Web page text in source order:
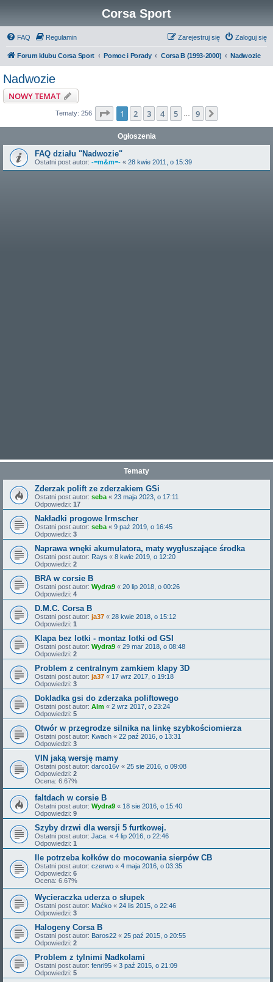
Corsa Sport
FAQ Regulamin Zaloguj się
Zarejestruj się
Forum klubu Corsa Sport Pomoc i Porady Corsa B (1993-2000) Nadwozie
Nadwozie
NOWY TEMAT
Tematy: 256 Strona z9
1 2 3 4 5 9
Ogłoszenia
FAQ działu "Nadwozie"
Ostatni post autor: -=m&m=- « 28 kwie 2011, o 15:39
Tematy
Zderzak polift ze zderzakiem GSi
Ostatni post autor: seba « 23 maja 2023, o 17:11
Odpowiedzi: 17
Nakładki progowe Irmscher
Ostatni post autor: seba « 9 paź 2019, o 16:45
Odpowiedzi: 3
Naprawa wnęki akumulatora, maty wygłuszające środka
Ostatni post autor: Rays « 8 kwie 2019, o 12:20
Odpowiedzi: 2
BRA w corsie B
Ostatni post autor: Wydra9 « 20 lip 2018, o 00:26
Odpowiedzi: 4
D.M.C. Corsa B
Ostatni post autor: ja37 « 28 kwie 2018, o 15:12
Odpowiedzi: 1
Klapa bez lotki - montaz lotki od GSI
Ostatni post autor: Wydra9 « 29 mar 2018, o 08:48
Odpowiedzi: 2
Problem z centralnym zamkiem klapy 3D
Ostatni post autor: ja37 « 17 wrz 2017, o 19:18
Odpowiedzi: 3
Dokladka gsi do zderzaka poliftowego
Ostatni post autor: Alm « 2 wrz 2017, o 23:24
Odpowiedzi: 5
Otwór w przegrodze silnika na linkę szybkościomierza
Ostatni post autor: Kwach « 22 paź 2016, o 13:31
Odpowiedzi: 3
VIN jaką wersję mamy
Ostatni post autor: darco16v « 25 sie 2016, o 09:08
Odpowiedzi: 2
Ocena: 6.67%
faltdach w corsie B
Ostatni post autor: Wydra9 « 18 sie 2016, o 15:40
Odpowiedzi: 9
Szyby drzwi dla wersji 5 furtkowej.
Ostatni post autor: Jaca. « 4 lip 2016, o 22:46
Odpowiedzi: 1
Ile potrzeba kołków do mocowania sierpów CB
Ostatni post autor: czerwo « 4 maja 2016, o 03:35
Odpowiedzi: 6
Ocena: 6.67%
Wycieraczka uderza o słupek
Ostatni post autor: Maćko « 24 lis 2015, o 22:46
Odpowiedzi: 3
Halogeny Corsa B
Ostatni post autor: Baros22 « 25 paź 2015, o 20:55
Odpowiedzi: 2
Problem z tylnimi Nadkolami
Ostatni post autor: fenri95 « 3 paź 2015, o 21:09
Odpowiedzi: 5